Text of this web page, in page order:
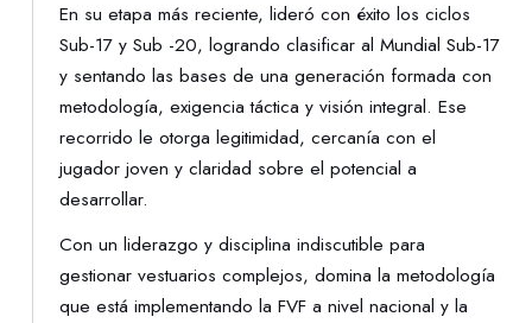
En su etapa más reciente, lideró con éxito los ciclos
Sub-17 y Sub -20, logrando clasificar al Mundial Sub-17
y sentando las bases de una generación formada con
metodología, exigencia táctica y visión integral. Ese
recorrido le otorga legitimidad, cercanía con el
jugador joven y claridad sobre el potencial a
desarrollar.
Con un liderazgo y disciplina indiscutible para
gestionar vestuarios complejos, domina la metodología
que está implementando la FVF a nivel nacional y la